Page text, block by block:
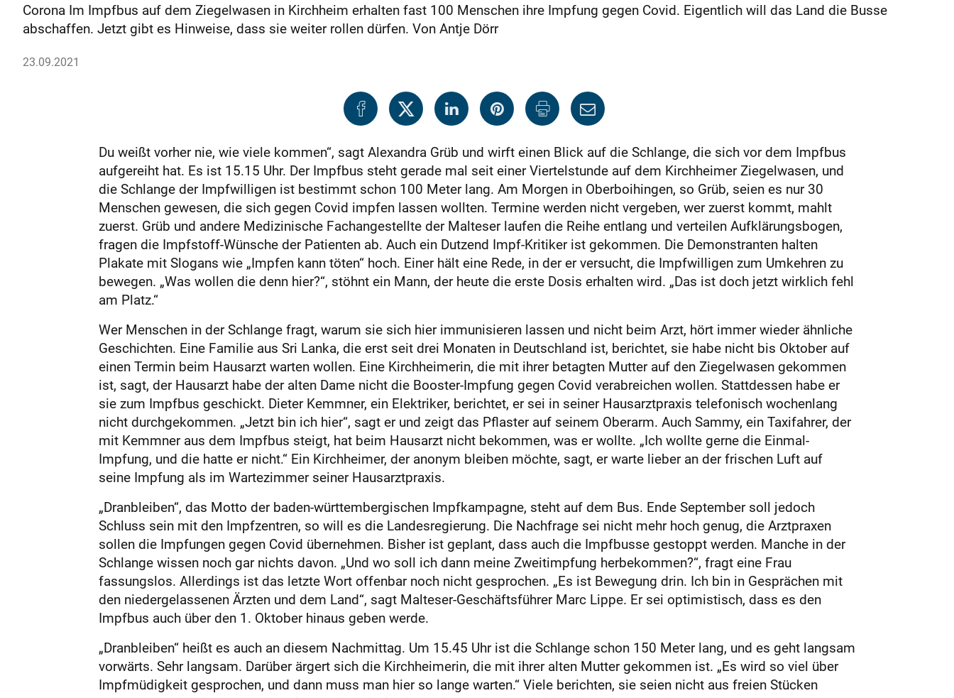
Corona Im Impfbus auf dem Ziegelwasen in Kirchheim erhalten fast 100 Menschen ihre Impfung gegen Covid. Eigentlich will das Land die Busse
abschaffen. Jetzt gibt es Hinweise, dass sie weiter rollen dürfen. Von Antje Dörr
23.09.2021
Du weißt vorher nie, wie viele kommen“, sagt Alexandra Grüb und wirft einen Blick auf die Schlange, die sich vor dem Impfbus
aufgereiht hat. Es ist 15.15 Uhr. Der Impfbus steht gerade mal seit einer Viertelstunde auf dem Kirchheimer Ziegelwasen, und
die Schlange der Impfwilligen ist bestimmt schon 100 Meter lang. Am Morgen in Oberboihingen, so Grüb, seien es nur 30
Menschen gewesen, die sich gegen Covid impfen lassen wollten. Termine werden nicht vergeben, wer zuerst kommt, mahlt
zuerst. Grüb und andere Medizinische Fachangestellte der Malteser laufen die Reihe entlang und verteilen Aufklärungsbogen,
fragen die Impfstoff-Wünsche der Patienten ab. Auch ein Dutzend Impf-Kritiker ist gekommen. Die Demonstranten halten
Plakate mit Slogans wie „Impfen kann töten“ hoch. Einer hält eine Rede, in der er versucht, die Impfwilligen zum Umkehren zu
bewegen. „Was wollen die denn hier?“, stöhnt ein Mann, der heute die erste Dosis erhalten wird. „Das ist doch jetzt wirklich fehl
am Platz.“
Wer Menschen in der Schlange fragt, warum sie sich hier immunisieren lassen und nicht beim Arzt, hört immer wieder ähnliche
Geschichten. Eine Familie aus Sri Lanka, die erst seit drei Monaten in Deutschland ist, berichtet, sie habe nicht bis Oktober auf
einen Termin beim Hausarzt warten wollen. Eine Kirchheimerin, die mit ihrer betagten Mutter auf den Ziegelwasen gekommen
ist, sagt, der Hausarzt habe der alten Dame nicht die Booster-Impfung gegen Covid verabreichen wollen. Stattdessen habe er
sie zum Impfbus geschickt. Dieter Kemmner, ein Elektriker, berichtet, er sei in seiner Hausarztpraxis telefonisch wochenlang
nicht durchgekommen. „Jetzt bin ich hier“, sagt er und zeigt das Pflaster auf seinem Oberarm. Auch Sammy, ein Taxifahrer, der
mit Kemmner aus dem Impfbus steigt, hat beim Hausarzt nicht bekommen, was er wollte. „Ich wollte gerne die Einmal-
Impfung, und die hatte er nicht.“ Ein Kirchheimer, der anonym bleiben möchte, sagt, er warte lieber an der frischen Luft auf
seine Impfung als im Wartezimmer seiner Hausarztpraxis.
„Dranbleiben“, das Motto der baden-württembergischen Impfkampagne, steht auf dem Bus. Ende September soll jedoch
Schluss sein mit den Impfzentren, so will es die Landesregierung. Die Nachfrage sei nicht mehr hoch genug, die Arztpraxen
sollen die Impfungen gegen Covid übernehmen. Bisher ist geplant, dass auch die Impfbusse gestoppt werden. Manche in der
Schlange wissen noch gar nichts davon. „Und wo soll ich dann meine Zweitimpfung herbekommen?“, fragt eine Frau
fassungslos. Allerdings ist das letzte Wort offenbar noch nicht gesprochen. „Es ist Bewegung drin. Ich bin in Gesprächen mit
den niedergelassenen Ärzten und dem Land“, sagt Malteser-Geschäftsführer Marc Lippe. Er sei optimistisch, dass es den
Impfbus auch über den 1. Oktober hinaus geben werde.
„Dranbleiben“ heißt es auch an diesem Nachmittag. Um 15.45 Uhr ist die Schlange schon 150 Meter lang, und es geht langsam
vorwärts. Sehr langsam. Darüber ärgert sich die Kirchheimerin, die mit ihrer alten Mutter gekommen ist. „Es wird so viel über
Impfmüdigkeit gesprochen, und dann muss man hier so lange warten.“ Viele berichten, sie seien nicht aus freien Stücken